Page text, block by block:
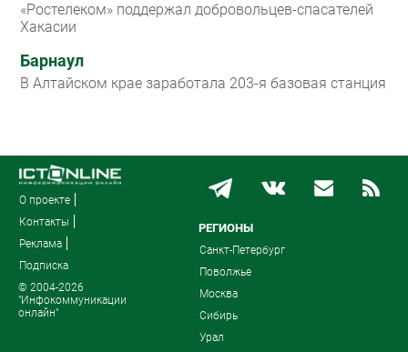
«Ростелеком» поддержал добровольцев-спасателей
Хакасии
Барнаул
В Алтайском крае заработала 203-я базовая станция
О проекте
Контакты
Реклама
Подписка
© 2004-2026
"Инфокоммуникации
онлайн"
РЕГИОНЫ
Санкт-Петербург
Поволжье
Москва
Сибирь
Урал